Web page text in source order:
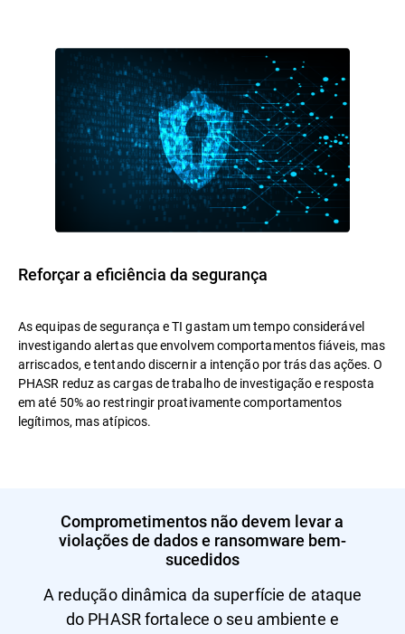
Reforçar a eficiência da segurança
As equipas de segurança e TI gastam um tempo considerável
investigando alertas que envolvem comportamentos fiáveis, mas
arriscados, e tentando discernir a intenção por trás das ações. O
PHASR reduz as cargas de trabalho de investigação e resposta
em até 50% ao restringir proativamente comportamentos
legítimos, mas atípicos.
Comprometimentos não devem levar a
violações de dados e ransomware bem-
sucedidos
A redução dinâmica da superfície de ataque
do PHASR fortalece o seu ambiente e